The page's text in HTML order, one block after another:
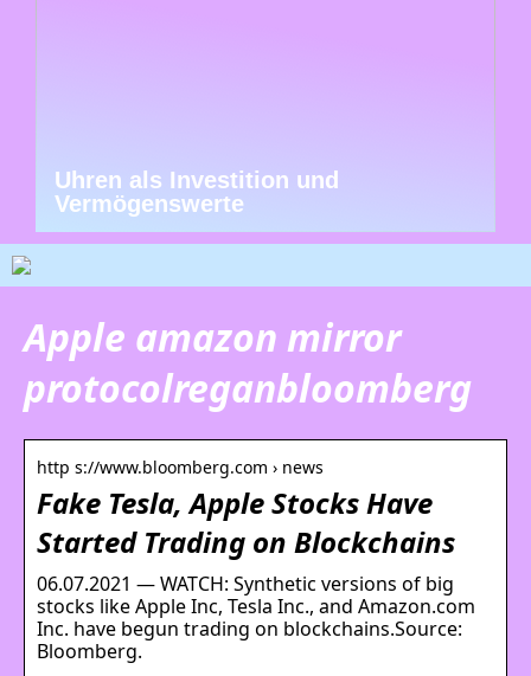
Uhren als Investition und
Vermögenswerte
Apple amazon mirror
protocolreganbloomberg
http s://www.bloomberg.com › news
Fake Tesla, Apple Stocks Have
Started Trading on Blockchains
06.07.2021 — WATCH: Synthetic versions of big
stocks like Apple Inc, Tesla Inc., and Amazon.com
Inc. have begun trading on blockchains.Source:
Bloomberg.